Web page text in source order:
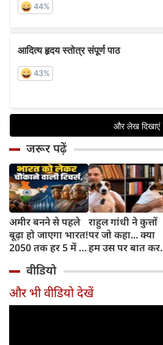
जरूर पढ़ें
अमीर बनने से पहले
बूढ़ा हो जाएगा भारत!
2050 तक हर 5 में 1
साल से ज्यादा उम्र का
राहुल गांधी ने कुत्तों
पर जो कहा... क्या
हम उस पर बात कर
वीडियो
और भी वीडियो देखें